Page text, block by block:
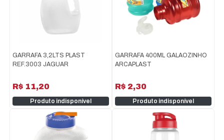
GARRAFA 3,2LTS PLAST
REF.3003 JAGUAR
R$ 11,20
Produto indisponível
GARRAFA 400ML GALAOZINHO
ARCAPLAST
R$ 2,30
Produto indisponível